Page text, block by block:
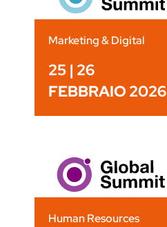
Marketing & Digital
25 | 26
FEBBRAIO 2026
Human Resources